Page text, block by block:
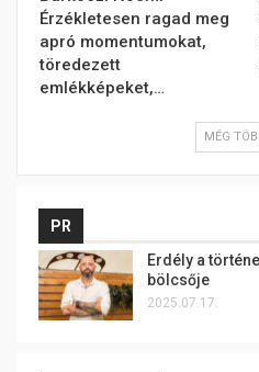
Érzékletesen ragad meg
apró momentumokat,
töredezett
emlékképeket,…
MÉG
PR
Erdély a
bölcsője
2025.07.17.